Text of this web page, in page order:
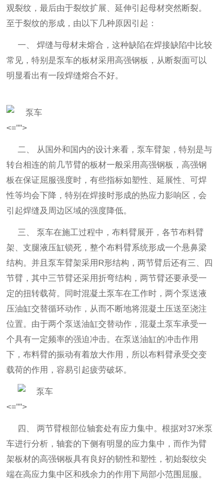
观裂纹，最后由于裂纹扩展、延伸引起母材突然断裂。
至于裂纹的形成，由以下几种原因引起：
一、 焊缝与母材未熔合，这种缺陷在焊接缺陷中比较
常见，特别是泵车的板材采用高强钢板，从断裂面可以
明显看出有一段焊缝熔合不好。
<="">
二、 从国外和国内的设计来看，泵车臂架，特别是与
转台相连的前几节臂的板材一般采用高强钢板，高强钢
板在保证屈服强度时，有些指标如塑性、延展性、可焊
性等均会下降，特别在焊接时形成的热应力影响区，会
引起焊缝及周边区域的强度降低。
三、 泵车在施工过程中，布料臂展开，各节布料臂
架、支腿液压缸锁死，整个布料臂系统形成一个悬鼻梁
结构。并且泵车臂架采用 R形结构，两节臂后还有三、四
节臂，其中三节臂还采用折弯结构，两节臂还要承受一
定的扭转载荷。同时混凝土泵车在工作时，两个泵送液
压油缸交替循环动作，从而不断地将混凝土压送至浇注
位置。由于两个泵送油缸交替动作，混凝土泵车承受一
个具有一定频率的强迫冲击。在泵送油缸的冲击作用
下，布料臂的振动有着放大作用，所以布料臂承受交变
载荷的作用，容易引起疲劳破坏。
<="">
四、 两节臂根部位轴套处有应力集中。根据对37米泵
车进行分析，轴套的下侧有明显的应力集中，而作为臂
架板材的高强钢板具有良好的韧性和塑性，初始裂纹尖
端在高应力集中区和残余力的作用下局部小范围屈服。